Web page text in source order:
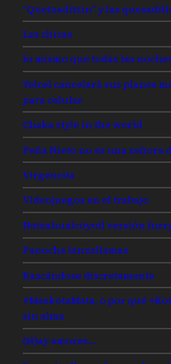
“Quetzaditzin” y las
Las chicas
lo mismo que todas las
Telcel cancelará sus planes
para celular
Chaka style in the world
Peña Nieto no es una señora
Virgencita
Videojuegos en el trabajo
Netzahualcóyotl versión
Panocha lanzallamas
Rascándose discretamente
#MaskotaMata, o por qué
sin alma
(H)ay amores…